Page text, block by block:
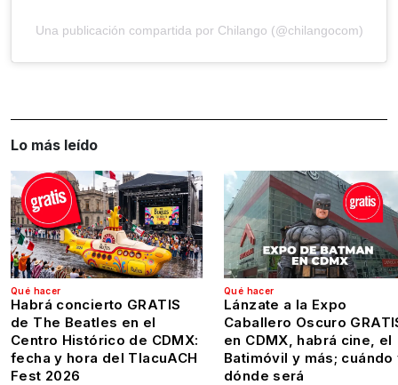
Una publicación compartida por Chilango (@chilangocom)
Lo más leído
Qué hacer
Habrá concierto GRATIS
de The Beatles en el
Centro Histórico de CDMX:
fecha y hora del TlacuACH
Fest 2026
Qué hacer
Lánzate a la Expo
Caballero Oscuro
en CDMX, habrá cine, el
Batimóvil y más; cuándo
dónde será